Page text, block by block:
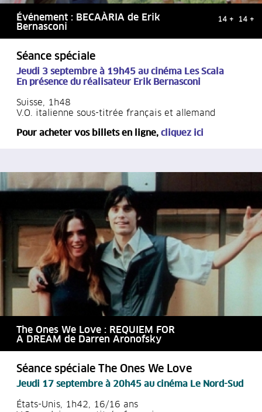
Événement : BECAÀRIA de Erik
Bernasconi
14 + 14 +
Séance spéciale
Jeudi 3 septembre à 19h45 au cinéma Les Scala
En présence du réalisateur Erik Bernasconi
Suisse, 1h48
V.O. italienne sous-titrée français et allemand
Pour acheter vos billets en ligne, cliquez ici
The Ones We Love : REQUIEM FOR
A DREAM de Darren Aronofsky
Séance spéciale The Ones We Love
Jeudi 17 septembre à 20h45 au cinéma Le Nord-Sud
États-Unis, 1h42, 16/16 ans